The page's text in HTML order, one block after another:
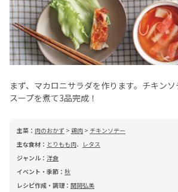
まず、マカロニサラダを作ります。チキンソ
スープを煮て3品完成！
主菜： 肉のおかず > 鶏肉 > チキンソテー
主な食材： とりもも肉、 レタス
ジャンル： 洋食
イベント・季節： 秋
レシピ作成・調理： 関岡弘美